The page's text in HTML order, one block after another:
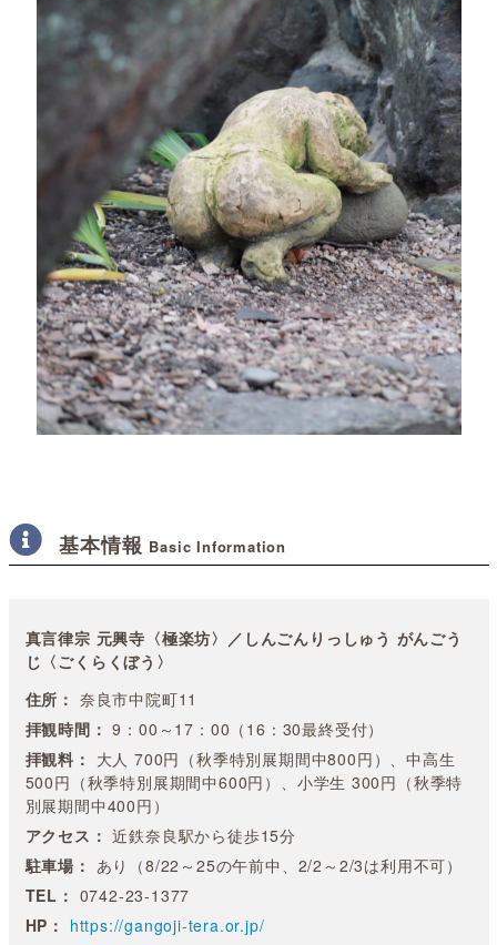
基本情報 Basic Information
真言律宗 元興寺〈極楽坊〉／しんごんりっしゅう がんごう
じ〈ごくらくぼう〉
住所： 奈良市中院町11
拝観時間： 9：00～17：00（16：30最終受付）
拝観料： 大人 700円（秋季特別展期間中800円）、中高生
500円（秋季特別展期間中600円）、小学生 300円（秋季特
別展期間中400円）
アクセス： 近鉄奈良駅から徒歩15分
駐車場： あり（8/22～25の午前中、2/2～2/3は利用不可）
TEL： 0742-23-1377
HP： https://gangoji-tera.or.jp/